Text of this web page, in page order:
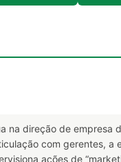
na direção de empresa
com gerentes,
ações de